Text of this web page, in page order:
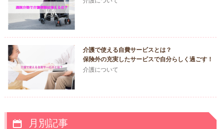
介護で使える自費サービスとは？
保険外の充実したサービスで自分らしく過ごす！
介護について
月別記事